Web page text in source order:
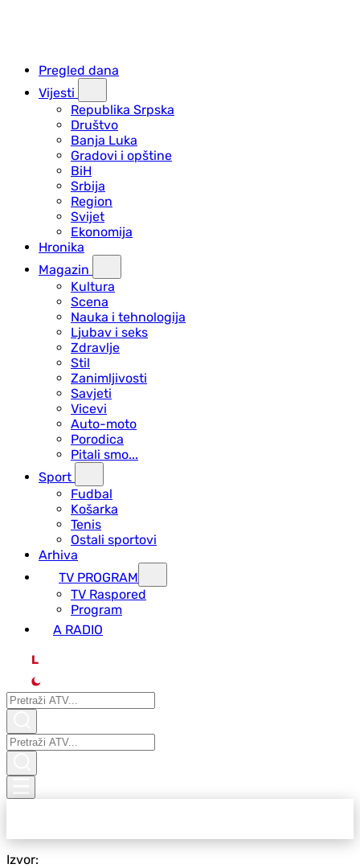
Pregled dana
Vijesti
Republika Srpska
Društvo
Banja Luka
Gradovi i opštine
BiH
Srbija
Region
Svijet
Ekonomija
Hronika
Magazin
Kultura
Scena
Nauka i tehnologija
Ljubav i seks
Zdravlje
Stil
Zanimljivosti
Savjeti
Vicevi
Auto-moto
Porodica
Pitali smo...
Sport
Fudbal
Košarka
Tenis
Ostali sportovi
Arhiva
TV PROGRAM
ТV Raspored
Program
A RADIO
L
Izvor: